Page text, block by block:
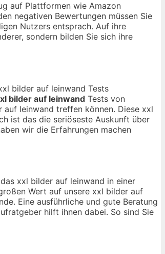
auf Plattformen wie Amazon
negativen Bewertungen müssen Sie
Nutzers entsprach. Auf ihre
sondern bilden Sie sich ihre
bilder auf leinwand Tests
bilder auf leinwand Tests von
auf leinwand treffen können. Diese xxl
ist das die seriöseste Auskunft über
wir die Erfahrungen machen
xxl bilder auf leinwand in einer
Wert auf unsere xxl bilder auf
Eine ausführliche und gute Beratung
hilft ihnen dabei. So sind Sie